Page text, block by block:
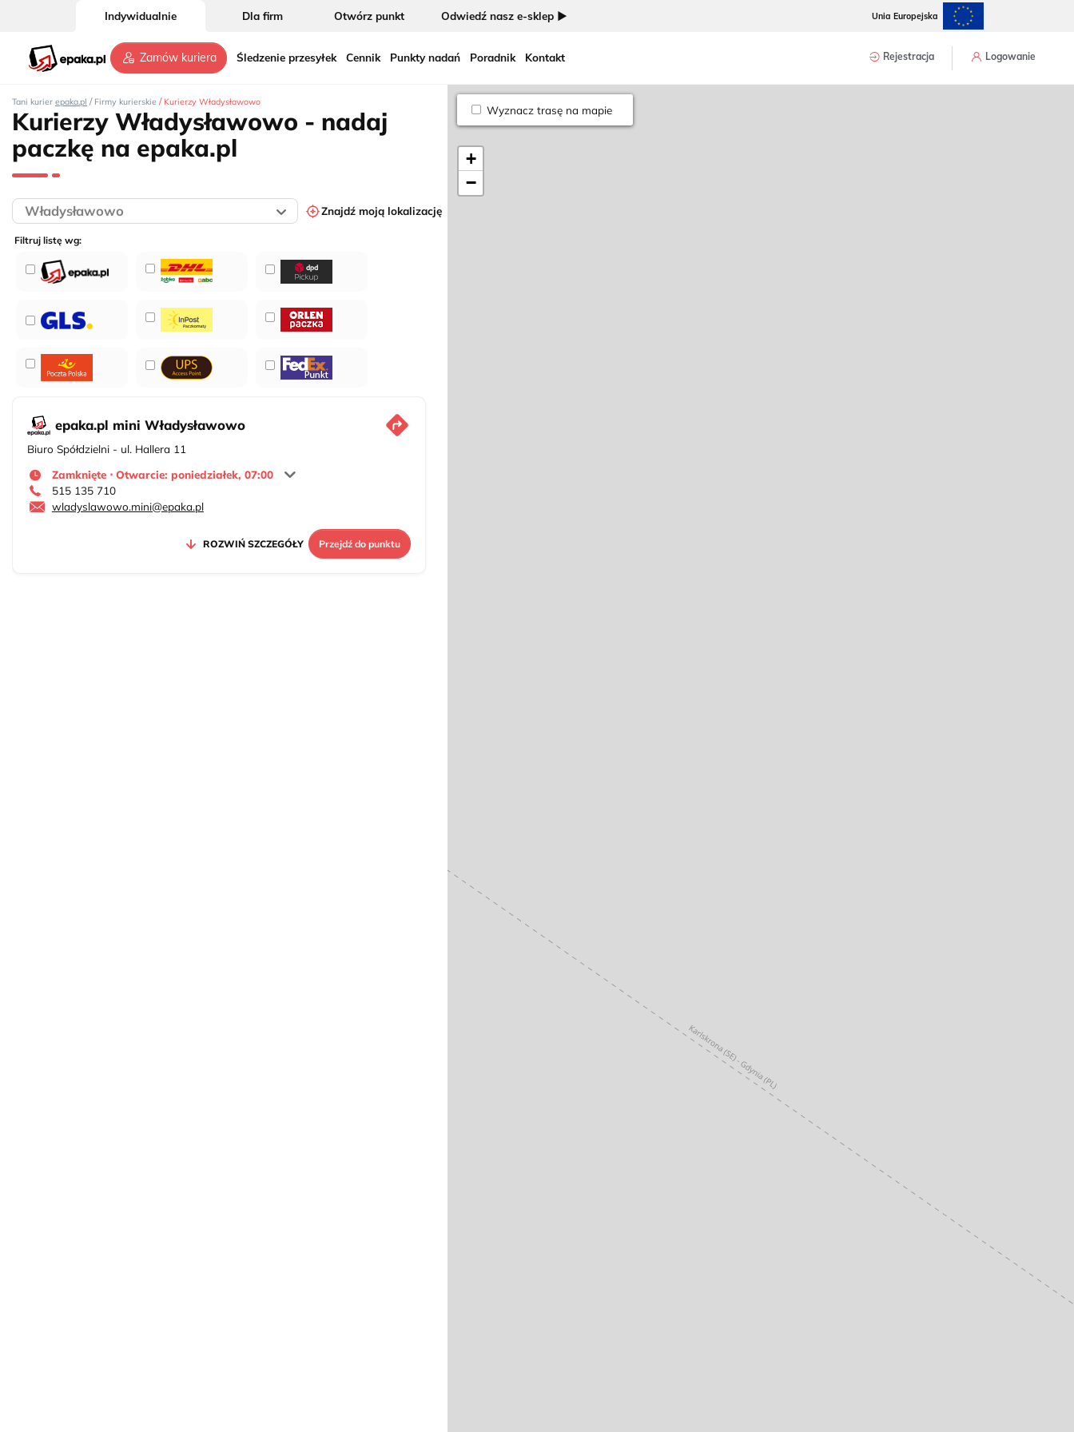
Indywidualnie Dla firm Otwórz punkt Odwiedź nasz e-sklep ► Unia Europejska
Zamów kuriera Śledzenie przesyłek Cennik Punkty nadań Poradnik Kontakt Rejestracja Logowanie
Tani kurier epaka.pl / Firmy kurierskie / Kurierzy Władysławowo
Kurierzy Władysławowo - nadaj
paczkę na epaka.pl
Znajdź moją lokalizację
Filtruj listę wg:
epaka.pl mini Władysławowo
Biuro Spółdzielni - ul. Hallera 11
Zamknięte ⋅ Otwarcie: poniedziałek, 07:00
515 135 710
wladyslawowo.mini@epaka.pl
ROZWIŃ SZCZEGÓŁY Przejdź do punktu
Wyznacz trasę na mapie
+
−